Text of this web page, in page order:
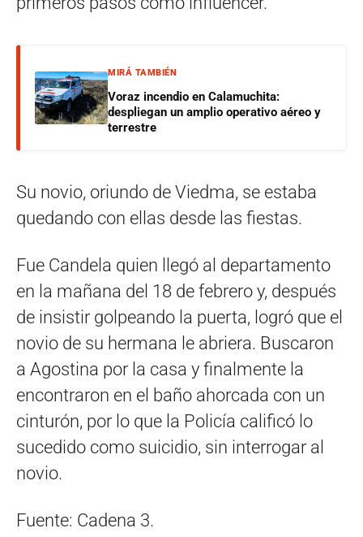
MIRÁ TAMBIÉN
Voraz incendio en Calamuchita:
despliegan un amplio operativo aéreo y
terrestre
Su novio, oriundo de Viedma, se estaba
quedando con ellas desde las fiestas.
Fue Candela quien llegó al departamento
en la mañana del 18 de febrero y, después
de insistir golpeando la puerta, logró que el
novio de su hermana le abriera. Buscaron
a Agostina por la casa y finalmente la
encontraron en el baño ahorcada con un
cinturón, por lo que la Policía calificó lo
sucedido como suicidio, sin interrogar al
novio.
Fuente: Cadena 3.